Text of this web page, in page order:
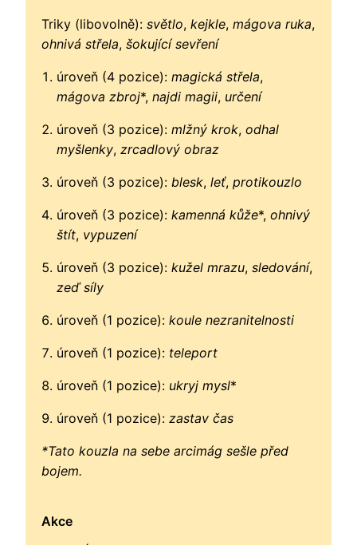
Triky (libovolně): světlo, kejkle, mágova ruka,
ohnivá střela, šokující sevření
úroveň (4 pozice):magická střela,
mágova zbroj*,najdi magii, určení
úroveň (3 pozice):mlžný krok,odhal
myšlenky,zrcadlový obraz
úroveň (3 pozice): blesk,leť,protikouzlo
úroveň (3 pozice):kamenná kůže*,ohnivý
štít, vypuzení
úroveň (3 pozice):kužel mrazu,sledování,
zeď síly
úroveň (1 pozice):koule nezranitelnosti
úroveň (1 pozice): teleport
úroveň (1 pozice): ukryj mysl*
úroveň (1 pozice):zastav čas
*Tato kouzla na sebe arcimág sešle před
bojem.
Akce